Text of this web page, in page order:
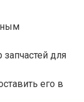
для
его в